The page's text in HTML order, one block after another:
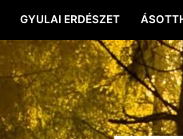
GYULAI ERDÉSZET